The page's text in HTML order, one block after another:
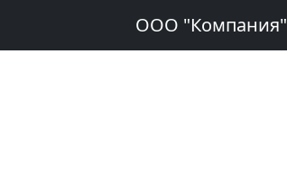
ООО "Компания"